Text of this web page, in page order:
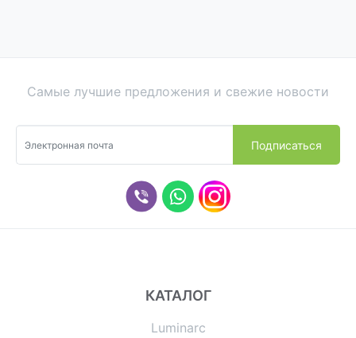
Самые лучшие предложения и свежие новости
КАТАЛОГ
Luminarc